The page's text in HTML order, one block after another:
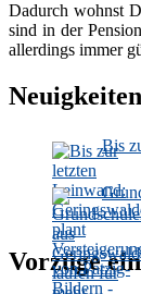
Dadurch wohnst
sind in der
allerdings immer
Bis
Vorzüge